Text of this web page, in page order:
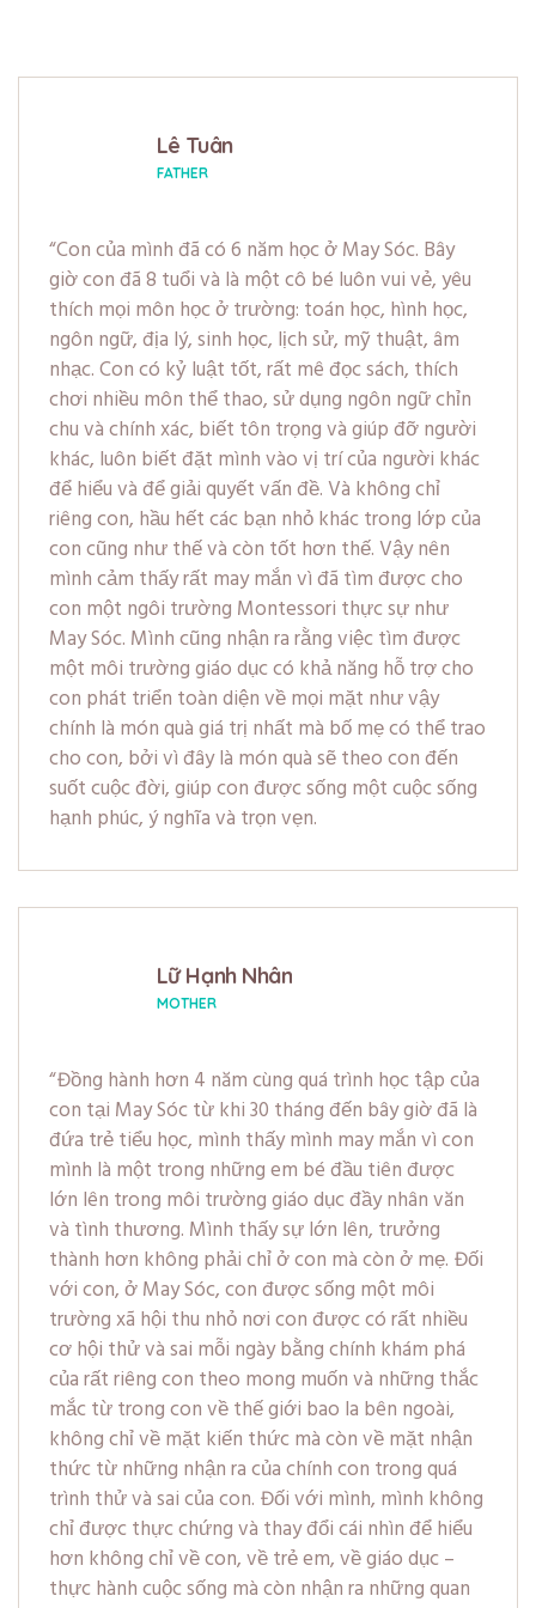
Lê Tuân
FATHER
Con của mình đã có 6 năm học ở May Sóc. Bây
giờ con đã 8 tuổi và là một cô bé luôn vui vẻ, yêu
thích mọi môn học ở trường: toán học, hình học,
ngôn ngữ, địa lý, sinh học, lịch sử, mỹ thuật, âm
nhạc. Con có kỷ luật tốt, rất mê đọc sách, thích
chơi nhiều môn thể thao, sử dụng ngôn ngữ chỉn
chu và chính xác, biết tôn trọng và giúp đỡ người
khác, luôn biết đặt mình vào vị trí của người khác
để hiểu và để giải quyết vấn đề. Và không chỉ
riêng con, hầu hết các bạn nhỏ khác trong lớp của
con cũng như thế và còn tốt hơn thế. Vậy nên
mình cảm thấy rất may mắn vì đã tìm được cho
con một ngôi trường Montessori thực sự như
May Sóc. Mình cũng nhận ra rằng việc tìm được
một môi trường giáo dục có khả năng hỗ trợ cho
con phát triển toàn diện về mọi mặt như vậy
chính là món quà giá trị nhất mà bố mẹ có thể trao
cho con, bởi vì đây là món quà sẽ theo con đến
suốt cuộc đời, giúp con được sống một cuộc sống
hạnh phúc, ý nghĩa và trọn vẹn.
Lữ Hạnh Nhân
MOTHER
Đồng hành hơn 4 năm cùng quá trình học tập của
con tại May Sóc từ khi 30 tháng đến bây giờ đã là
đứa trẻ tiểu học, mình thấy mình may mắn vì con
mình là một trong những em bé đầu tiên được
lớn lên trong môi trường giáo dục đầy nhân văn
và tình thương. Mình thấy sự lớn lên, trưởng
thành hơn không phải chỉ ở con mà còn ở mẹ. Đối
với con, ở May Sóc, con được sống một môi
trường xã hội thu nhỏ nơi con được có rất nhiều
cơ hội thử và sai mỗi ngày bằng chính khám phá
của rất riêng con theo mong muốn và những thắc
mắc từ trong con về thế giới bao la bên ngoài,
không chỉ về mặt kiến thức mà còn về mặt nhận
thức từ những nhận ra của chính con trong quá
trình thử và sai của con. Đối với mình, mình không
chỉ được thực chứng và thay đổi cái nhìn để hiểu
hơn không chỉ về con, về trẻ em, về giáo dục –
thực hành cuộc sống mà còn nhận ra những quan